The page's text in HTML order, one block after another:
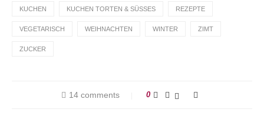
KUCHEN KUCHEN TORTEN & SÜSSES REZEPTE
VEGETARISCH WEIHNACHTEN WINTER ZIMT
ZUCKER
14 comments 0